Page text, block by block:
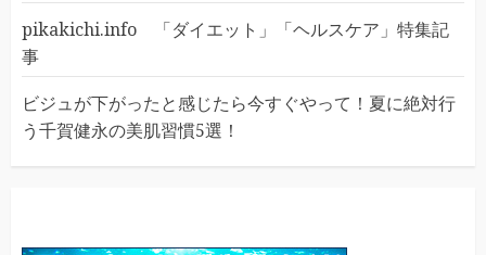
pikakichi.info 「ダイエット」「ヘルスケア」特集記
事
ビジュが下がったと感じたら今すぐやって！夏に絶対行
う千賀健永の美肌習慣5選！